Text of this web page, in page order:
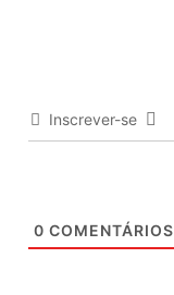
Inscrever-se
0 COMENTÁRIOS